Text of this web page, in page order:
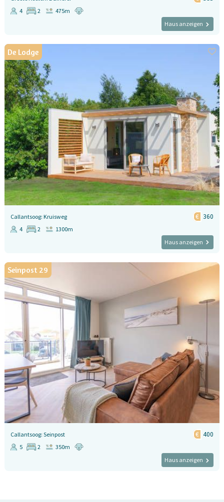
4 2
475m
Haus anzeigen
De Lodge
Callantsoog: Kruisweg 360
4 2
1300m
Haus anzeigen
Seinpost 29
Callantsoog: Seinpost 400
5 2
350m
Haus anzeigen